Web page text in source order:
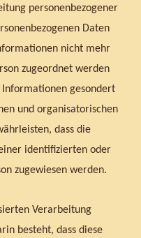
personenbezogener
Daten
nicht mehr
zugeordnet werden
Informationen gesondert
und organisatorischen
dass die
identifizierten oder
zugewiesen werden.
Verarbeitung
besteht, dass diese